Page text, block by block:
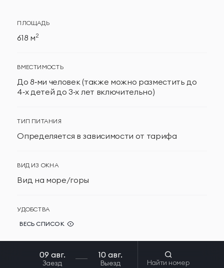
ПЛОЩАДЬ
618 м2
ВМЕСТИМОСТЬ
До 8‑ми человек (также можно разместить до
4‑х детей до 3‑х лет включительно)
ТИП ПИТАНИЯ
Определяется в зависимости от тарифа
ВИД ИЗ ОКНА
Вид на море/горы
УДОБСТВА
ВЕСЬ СПИСОК
Заезд Выезд Найти номер